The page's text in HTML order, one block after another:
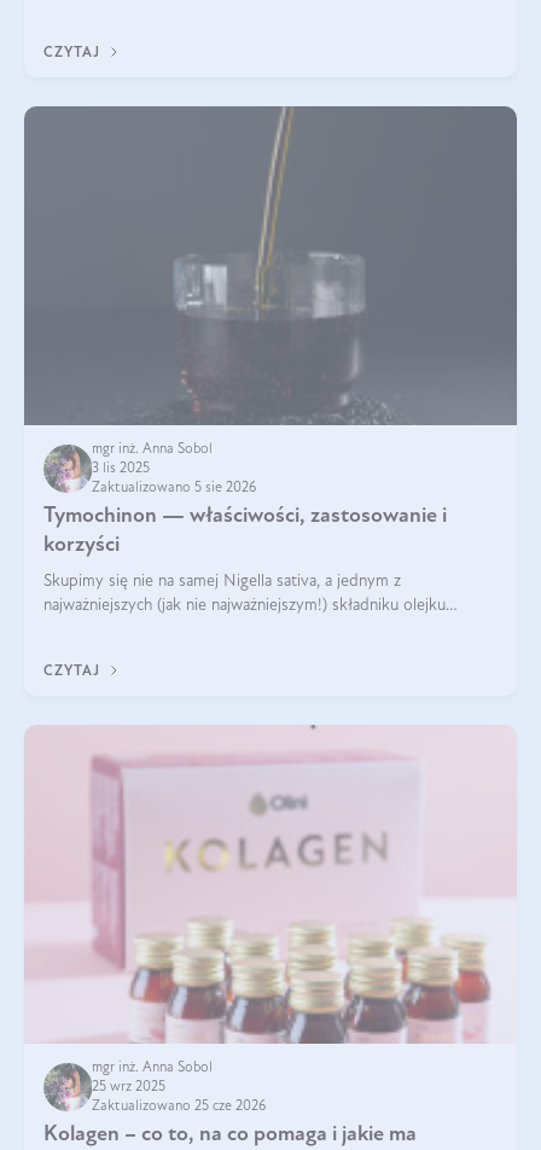
CZYTAJ
mgr inż. Anna Sobol
3 lis 2025
Zaktualizowano 5 sie 2026
Tymochinon — właściwości, zastosowanie i
korzyści
Skupimy się nie na samej Nigella sativa, a jednym z
najważniejszych (jak nie najważniejszym!) składniku olejku
CZYTAJ
mgr inż. Anna Sobol
25 wrz 2025
Zaktualizowano 25 cze 2026
Kolagen – co to, na co pomaga i jakie ma